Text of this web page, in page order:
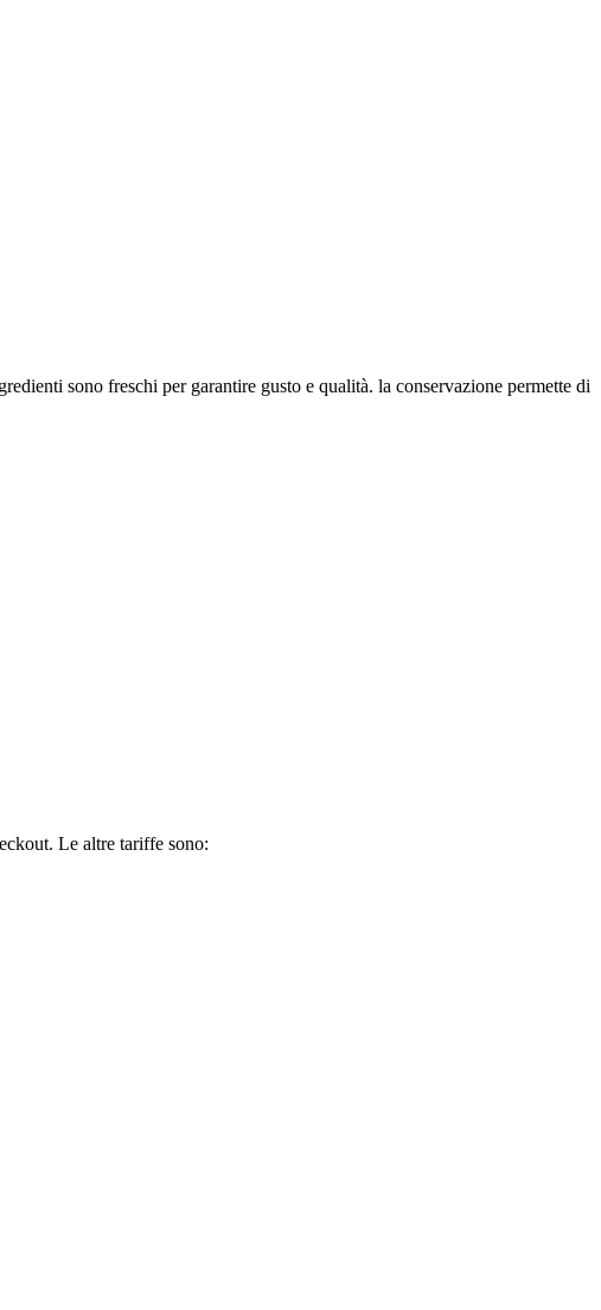
sono freschi per garantire gusto e qualità. la conservazione permette di
Le altre tariffe sono: